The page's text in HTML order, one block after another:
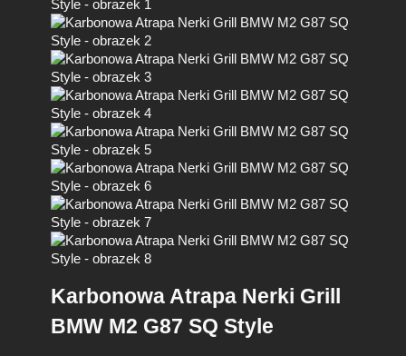
Karbonowa Atrapa Nerki Grill
BMW M2 G87 SQ Style